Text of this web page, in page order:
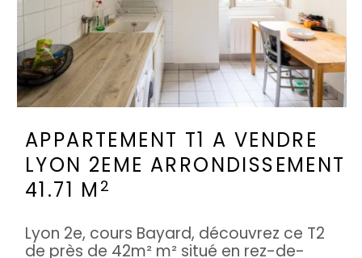
APPARTEMENT T1 A VENDRE
LYON 2EME ARRONDISSEMENT
41.71 M 2
Lyon 2e, cours Bayard, découvrez ce T2
de près de 42m² m² situé en rez-de-